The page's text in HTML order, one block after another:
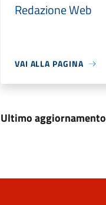
Redazione Web
VAI ALLA PAGINA
Ultimo aggiornamento